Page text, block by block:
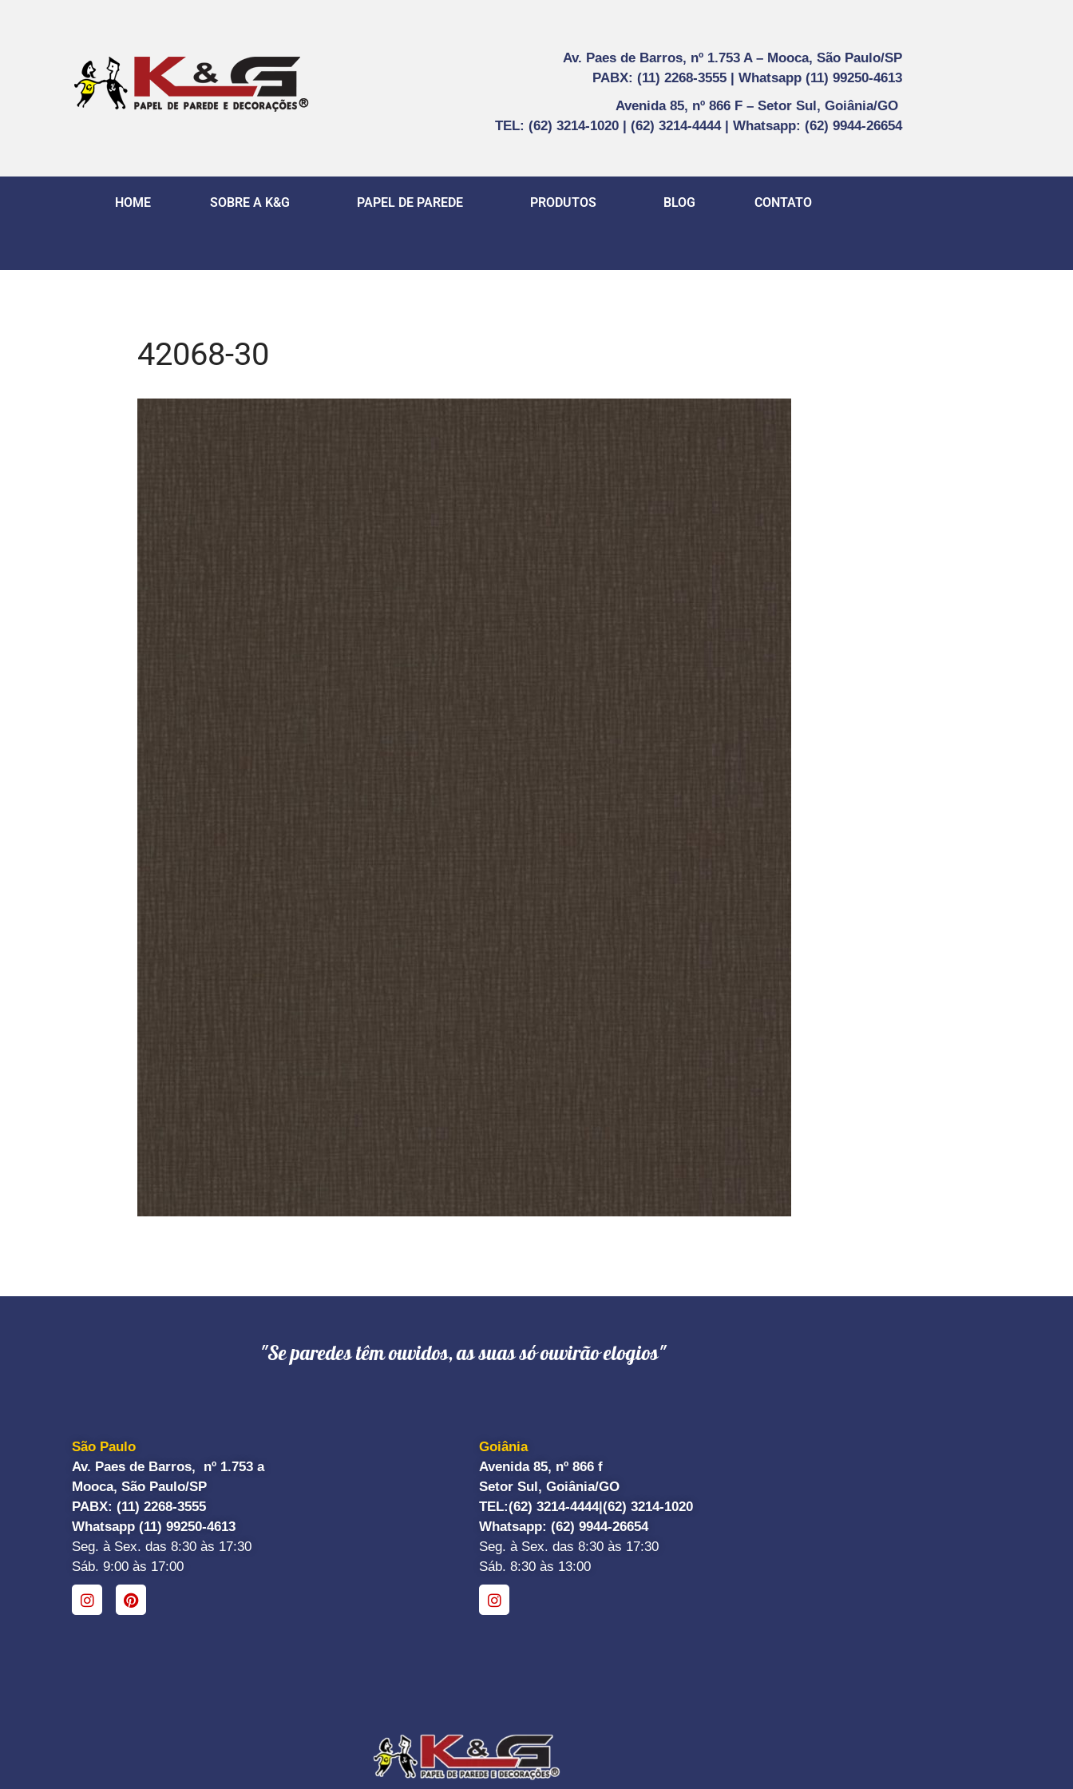
Av. Paes de Barros, nº 1.753 A – Mooca, São Paulo/SP
PABX: (11) 2268-3555 | Whatsapp (11) 99250-4613
Avenida 85, nº 866 F – Setor Sul, Goiânia/GO
TEL: (62) 3214-1020 | (62) 3214-4444 | Whatsapp: (62) 9944-26654
HOME SOBRE A K&G PAPEL DE PAREDE PRODUTOS BLOG CONTATO
42068-30
"Se paredes têm ouvidos, as suas só ouvirão elogios"
São Paulo
Av. Paes de Barros, nº 1.753 a
Mooca, São Paulo/SP
PABX: (11) 2268-3555
Whatsapp (11) 99250-4613
Seg. à Sex. das 8:30 às 17:30
Sáb. 9:00 às 17:00
Goiânia
Avenida 85, nº 866 f
Setor Sul, Goiânia/GO
TEL:(62) 3214-4444| (62) 3214-1020
Whatsapp: (62) 9944-26654
Seg. à Sex. das 8:30 às 17:30
Sáb. 8:30 às 13:00